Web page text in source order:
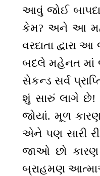
આવું જોઈ
કેમ? અને આ
વરદાતા
બદલે મહેનત માં
સેકન્ડ સર્વ
શું સારું લાગે છે!
જોયાં. મૂળ
એને પણ સારી
જાઓ છો
બ્રાહમણ